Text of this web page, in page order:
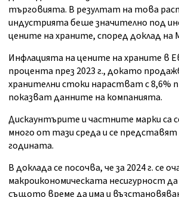
търговията. В резултат на това
индустрията беше значително под
цените на храните, според доклад на
Инфлацията на цените на храните в
процента през 2023 г., докато
хранителни стоки нарастват с 8,6%
показват данните на компанията.
Дискаунтърите и частните марки са
много от тази среда и се представят
годината.
В доклада се посочва, че за 2024 г. се
макроикономическата несигурност
същото време да има и